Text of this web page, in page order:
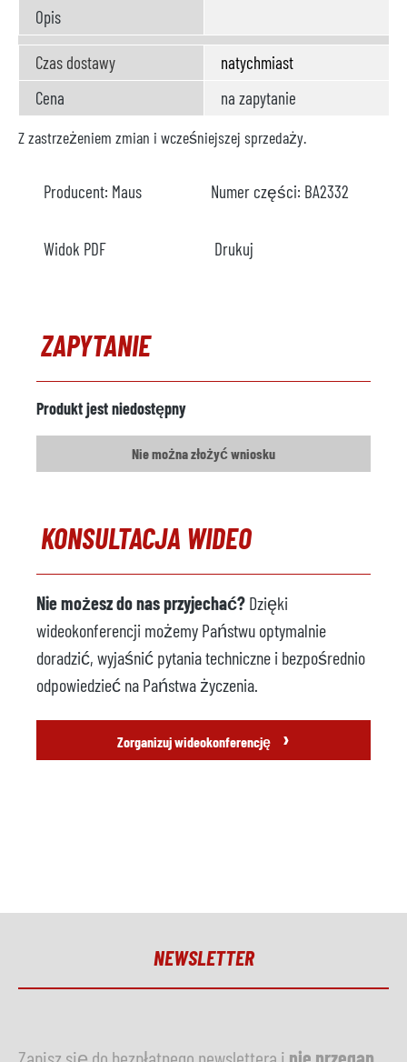
Opis
Czas dostawy
natychmiast
Cena
na zapytanie
Z zastrzeżeniem zmian i wcześniejszej sprzedaży.
Producent: Maus Numer części: BA2332
Widok PDF Drukuj
ZAPYTANIE
Produkt jest niedostępny
Nie można złożyć wniosku
KONSULTACJA WIDEO
Nie możesz do nas przyjechać? Dzięki
wideokonferencji możemy Państwu optymalnie
doradzić, wyjaśnić pytania techniczne i bezpośrednio
odpowiedzieć na Państwa życzenia.
Zorganizuj wideokonferencję ›
NEWSLETTER